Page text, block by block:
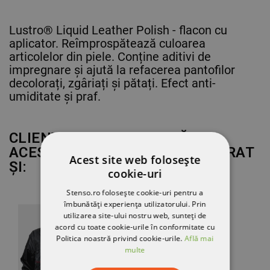
Lustro® Liquid Leather Polish - flacon cu
aplicator. Reîmprospătează culoarea
articolelor din piele. Conține aditivi de
impregnare și ajută la refacerea pantofilor
decolorați, zgâriați și pătați. Efect anti-
umiditate și praf.
CLIENȚII CARE AU CUMPĂRAT
ACEST PRODUS AU MAI CUMPĂRAT
ȘI:
Acest site web folosește
cookie-uri
Stenso.ro folosește cookie-uri pentru a
îmbunătăți experiența utilizatorului. Prin
utilizarea site-ului nostru web, sunteți de
acord cu toate cookie-urile în conformitate cu
Politica noastră privind cookie-urile.Află mai
multe